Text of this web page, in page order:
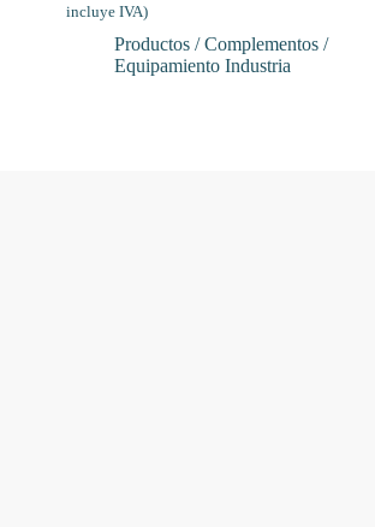
incluye IVA)
Productos / Complementos /
Equipamiento Industria